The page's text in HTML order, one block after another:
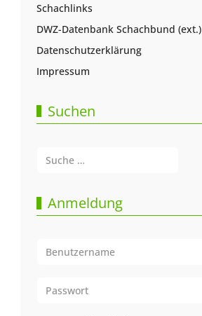
Schachlinks
DWZ-Datenbank Schachbund (ext.)
Datenschutzerklärung
Impressum
Suchen
Anmeldung